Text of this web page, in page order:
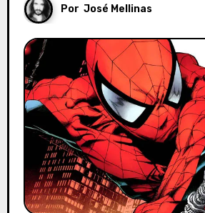
Por José Mellinas